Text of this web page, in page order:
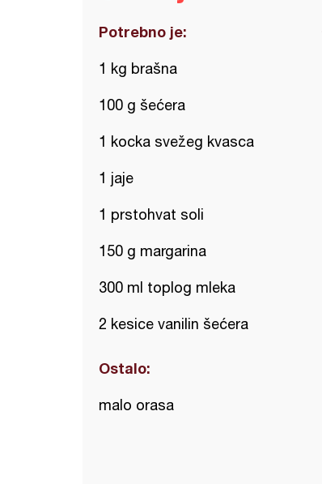
Potrebno je:
1 kg brašna
100 g šećera
1 kocka svežeg kvasca
1 jaje
1 prstohvat soli
150 g margarina
300 ml toplog mleka
2 kesice vanilin šećera
Ostalo:
malo orasa